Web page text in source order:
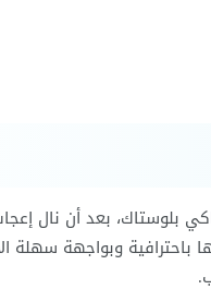
بلوستاك، بعد أن نال
باحترافية وبواجهة سهلة